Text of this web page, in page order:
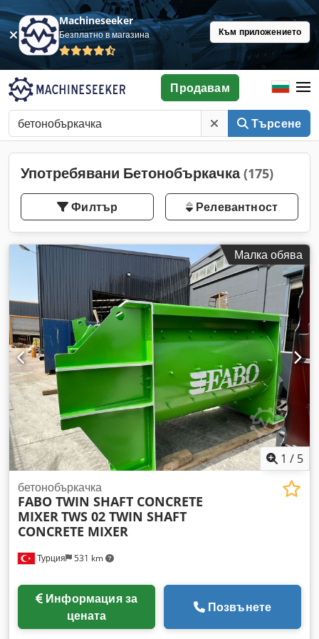
Machineseeker
Безплатно в магазина Към приложението
Търсене
Продавам
Употребявани Бетонобъркачка(175)
Филтър Релевантност
Малка обява
1 / 5
Турция 531 km
бетонобъркачка
FABO TWIN SHAFT CONCRETE
MIXER TWS 02 TWIN SHAFT
CONCRETE MIXER
Информация за
цената
Позвънете